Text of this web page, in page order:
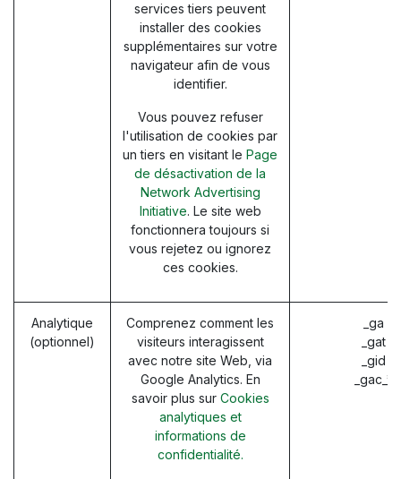
services tiers peuvent
installer des cookies
supplémentaires sur votre
navigateur afin de vous
identifier.
Vous pouvez refuser
l'utilisation de cookies par
un tiers en visitant le Page
de désactivation de la
Network Advertising
Initiative. Le site web
fonctionnera toujours si
vous rejetez ou ignorez
ces cookies.
Analytique
(optionnel)
Comprenez comment les
visiteurs interagissent
avec notre site Web, via
Google Analytics. En
savoir plus sur Cookies
analytiques et
informations de
confidentialité.
_ga
_gat
_gid